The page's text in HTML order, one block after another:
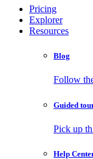
Pricing
Explorer
Resources
Blog
Follow
Guided
Pick up
Help